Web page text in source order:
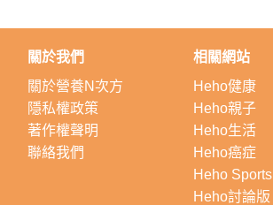
關於我們
關於營養N次方
隱私權政策
著作權聲明
聯絡我們
相關網站
Heho健康
Heho親子
Heho生活
Heho癌症
Heho Sports
Heho討論版